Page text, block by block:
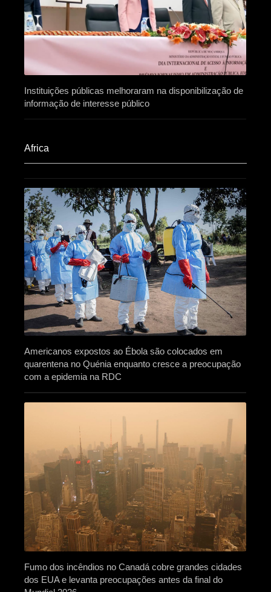
Instituições públicas melhoraram na disponibilização de
informação de interesse público
Africa​
Americanos expostos ao Ébola são colocados em
quarentena no Quénia enquanto cresce a preocupação
com a epidemia na RDC
Fumo dos incêndios no Canadá cobre grandes cidades
dos EUA e levanta preocupações antes da final do